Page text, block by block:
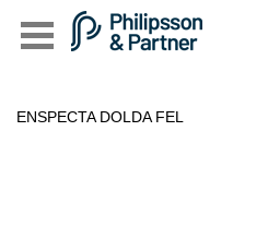
ENSPECTA DOLDA FEL